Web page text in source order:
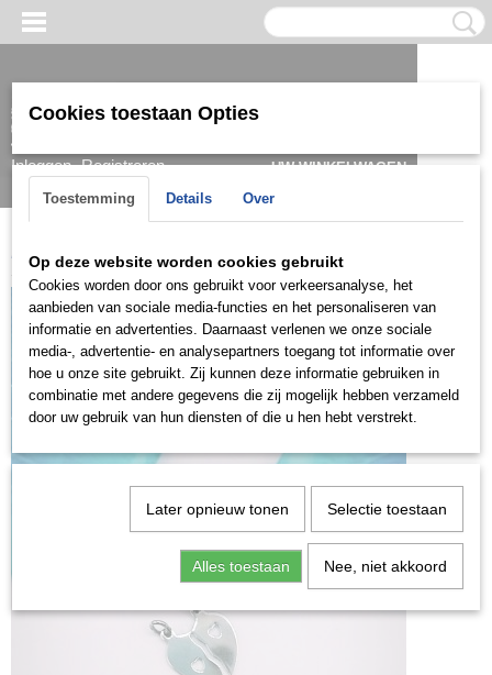
Inloggen Registreren
UW WINKELWAGEN
Home > Hanger > > ZH0846
Cookies toestaan Opties
Toestemming Details Over
Op deze website worden cookies gebruikt
Cookies worden door ons gebruikt voor verkeersanalyse, het
aanbieden van sociale media-functies en het personaliseren van
informatie en advertenties. Daarnaast verlenen we onze sociale
media-, advertentie- en analysepartners toegang tot informatie over
hoe u onze site gebruikt. Zij kunnen deze informatie gebruiken in
combinatie met andere gegevens die zij mogelijk hebben verzameld
door uw gebruik van hun diensten of die u hen hebt verstrekt.
Later opnieuw tonen Selectie toestaan
Alles toestaan Nee, niet akkoord